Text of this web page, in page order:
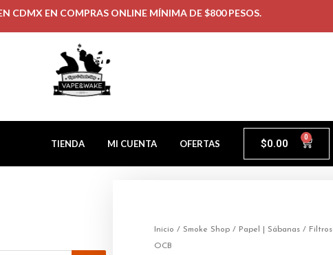
CDMX EN COMPRAS ONLINE MÍNIMA DE $800 PESOS.
TIENDA MI CUENTA OFERTAS $0.00 0
Inicio / Smoke Shop / Papel | Sábanas / Filtros
OCB